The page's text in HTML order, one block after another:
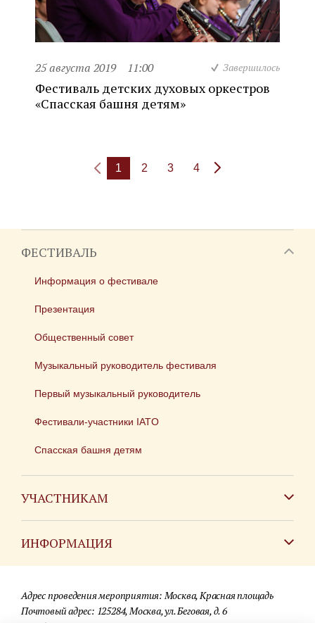
25 августа 2019 11:00 Завершилось
Фестиваль детских духовых оркестров
«Спасская башня детям»
1 2 3 4
ФЕСТИВАЛЬ
Информация о фестивале
Презентация
Общественный совет
Музыкальный руководитель фестиваля
Первый музыкальный руководитель
Фестивали-участники IATO
Спасская башня детям
УЧАСТНИКАМ
ИНФОРМАЦИЯ
Для СМИ
Адрес проведения мероприятия: Москва, Красная площадь
Почтовый адрес: 125284, Москва, ул. Беговая, д. 6